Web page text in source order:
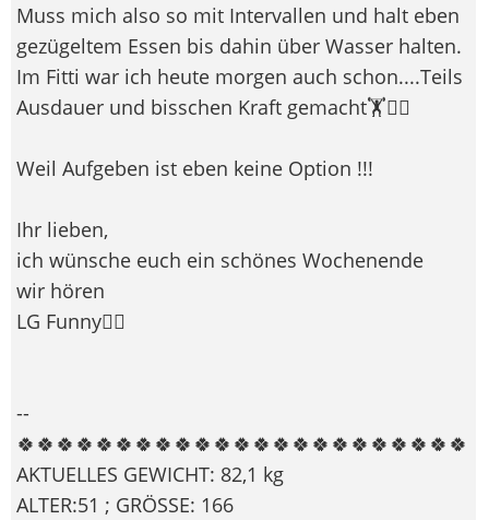
Muss mich also so mit Intervallen und halt eben
gezügeltem Essen bis dahin über Wasser halten.
Im Fitti war ich heute morgen auch schon....Teils
Ausdauer und bisschen Kraft gemacht🏋️​🏃‍♀️
Weil Aufgeben ist eben keine Option !!!
Ihr lieben,
ich wünsche euch ein schönes Wochenende
wir hören
LG Funny🙋‍♀️
--
🍀🍀🍀🍀🍀🍀🍀🍀🍀🍀🍀🍀🍀🍀🍀🍀🍀🍀🍀🍀🍀🍀🍀
AKTUELLES GEWICHT: 82,1 kg
ALTER:51 ; GRÖSSE: 166